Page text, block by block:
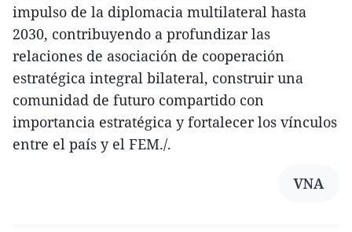
impulso de la diplomacia multilateral hasta
2030, contribuyendo a profundizar las
relaciones de asociación de cooperación
estratégica integral bilateral, construir una
comunidad de futuro compartido con
importancia estratégica y fortalecer los vínculos
entre el país y el FEM./.
VNA